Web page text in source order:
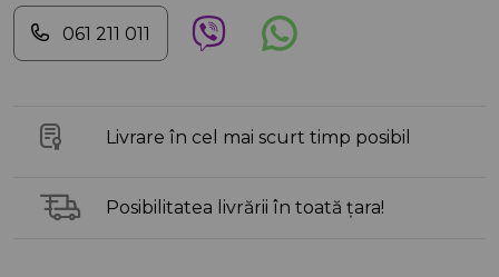
061 211 011
Livrare în cel mai scurt timp posibil
Posibilitatea livrării în toată țara!